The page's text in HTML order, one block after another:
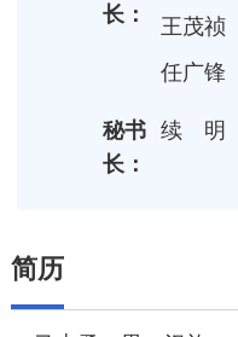
长：
王茂祯
任广锋
秘书
长：
续明
简历